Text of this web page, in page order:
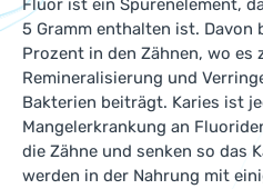
Fluor ist ein Spurenelement,
5 Gramm enthalten ist. Davon
Prozent in den Zähnen, wo es
Remineralisierung und
Bakterien beiträgt. Karies ist
Mangelerkrankung an
die Zähne und senken so das
werden in der Nahrung mit